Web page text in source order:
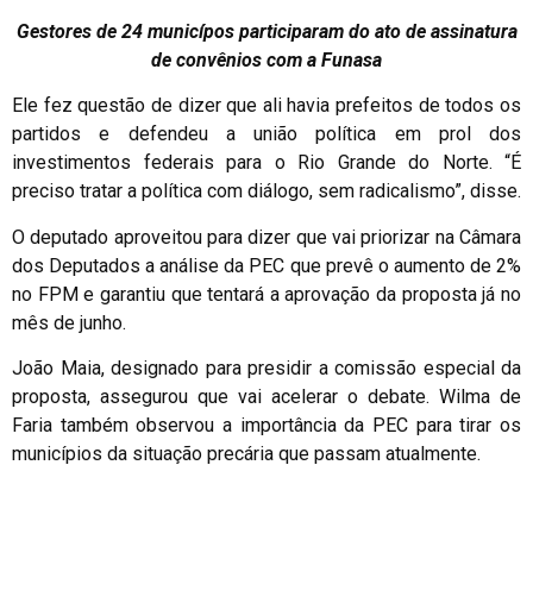
Gestores de 24 municípos participaram do ato de assinatura
de convênios com a Funasa
Ele fez questão de dizer que ali havia prefeitos de todos os
partidos e defendeu a união política em prol dos
investimentos federais para o Rio Grande do Norte. “É
preciso tratar a política com diálogo, sem radicalismo”, disse.
O deputado aproveitou para dizer que vai priorizar na Câmara
dos Deputados a análise da PEC que prevê o aumento de 2%
no FPM e garantiu que tentará a aprovação da proposta já no
mês de junho.
João Maia, designado para presidir a comissão especial da
proposta, assegurou que vai acelerar o debate. Wilma de
Faria também observou a importância da PEC para tirar os
municípios da situação precária que passam atualmente.